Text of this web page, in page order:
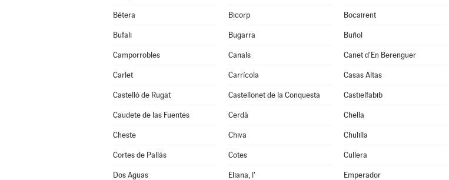
Bétera Bicorp Bocairent
Bufali Bugarra Buñol
Camporrobles Canals Canet d'En Berenguer
Carlet Carrícola Casas Altas
Castelló de Rugat Castellonet de la Conquesta Castielfabib
Caudete de las Fuentes Cerdà Chella
Cheste Chiva Chulilla
Cortes de Pallás Cotes Cullera
Dos Aguas Eliana, l' Emperador